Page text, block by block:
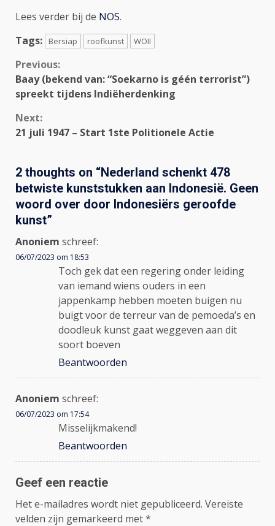
Lees verder bij de NOS.
Tags:
Bersiap roofkunst WOII
Continue
Reading
Previous:
Baay (bekend van: “Soekarno is géén terrorist”)
spreekt tijdens Indiëherdenking
Next:
21 juli 1947 – Start 1ste Politionele Actie
2 thoughts on “Nederland schenkt 478
betwiste kunststukken aan Indonesië. Geen
woord over door Indonesiërs geroofde
kunst”
Anoniem schreef:
06/07/2023 om 18:53
Toch gek dat een regering onder leiding
van iemand wiens ouders in een
jappenkamp hebben moeten buigen nu
buigt voor de terreur van de pemoeda’s en
doodleuk kunst gaat weggeven aan dit
soort boeven
Beantwoorden
Anoniem schreef:
06/07/2023 om 17:54
Misselijkmakend!
Beantwoorden
Geef een reactie
Het e-mailadres wordt niet gepubliceerd. Vereiste
velden zijn gemarkeerd met*